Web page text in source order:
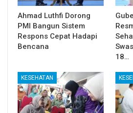
Ahmad Luthfi Dorong
PMI Bangun Sistem
Respons Cepat Hadapi
Bencana
18…
KESEHATAN